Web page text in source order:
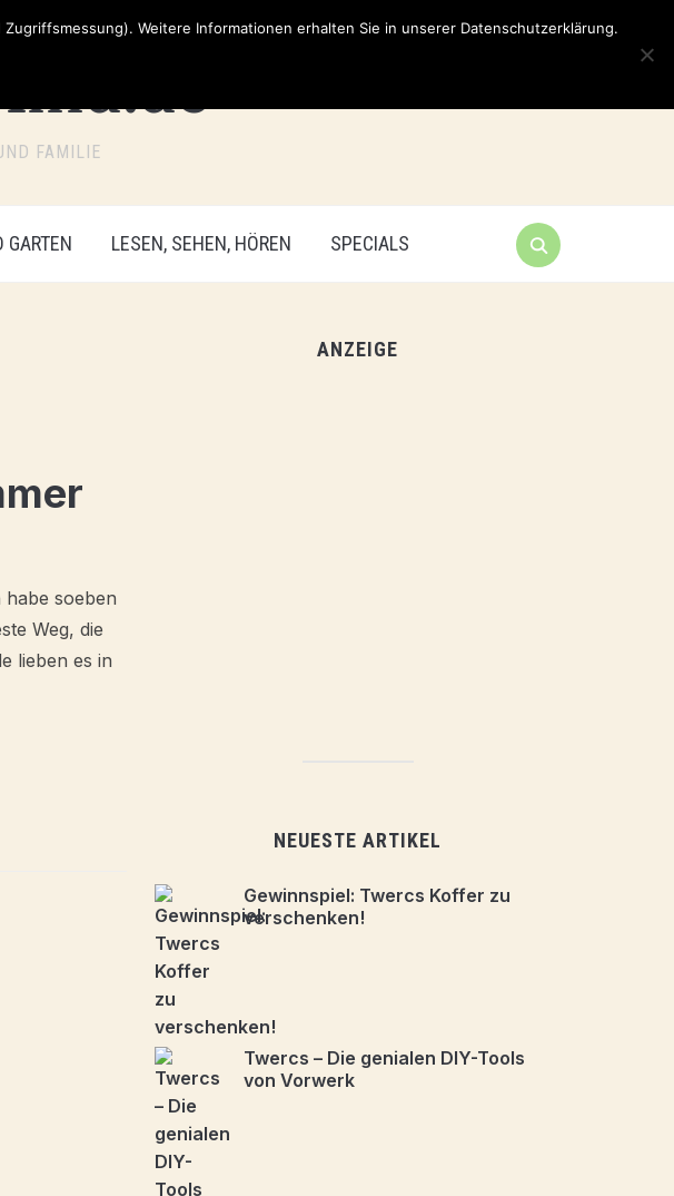
FAMILIE
GARTEN LESEN, SEHEN, HÖREN SPECIALS
soeben
Weg, die
lieben es in
ANZEIGE
NEUESTE ARTIKEL
Gewinnspiel: Twercs Koffer zu
verschenken!
Twercs – Die genialen DIY-Tools
von Vorwerk
Weitere Informationen erhalten Sie in unserer Datenschutzerklärung.